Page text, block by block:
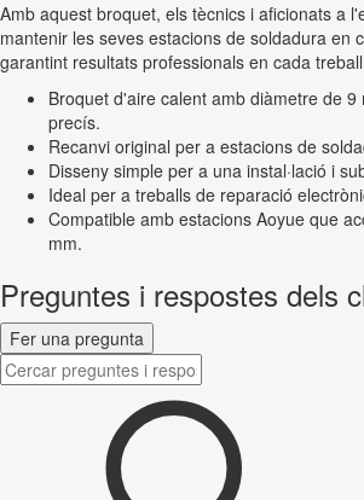
Amb aquest broquet, els tècnics i aficionats a
mantenir les seves estacions de soldadura en
garantint resultats professionals en cada
Broquet d'aire calent amb diàmetre de
precís.
Recanvi original per a estacions de
Disseny simple per a una instal·lació i
Ideal per a treballs de reparació
Compatible amb estacions Aoyue que
mm.
Preguntes i respostes dels
Fer una pregunta